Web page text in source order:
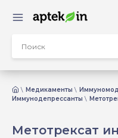
Медикаменты
Иммунодепрессанты
Метотрексат